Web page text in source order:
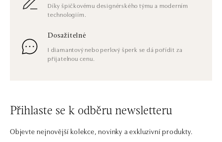
Díky špičkovému designérského týmu a moderním
technologiím.
Dosažitelné
I diamantový nebo perlový šperk se dá pořídit za
přijatelnou cenu.
Přihlaste se k odběru newsletteru
Objevte nejnovější kolekce, novinky a exkluzivní produkty.